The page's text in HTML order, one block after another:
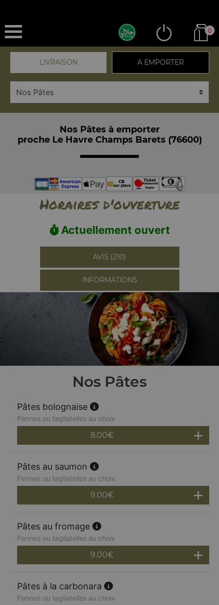
0
LIVRAISON A EMPORTER
Nos Pâtes à emporter
proche Le Havre Champs Barets (76600)
Horaires d'ouverture
Actuellement ouvert
AVIS (210)
INFORMATIONS
Nos Pâtes
Pâtes bolognaise
Pennes ou tagliatelles au choix
8.00€
Pâtes au saumon
Pennes ou tagliatelles au choix
9.00€
Pâtes au fromage
Pennes ou tagliatelles au choix
9.00€
Pâtes à la carbonara
Pennes ou tagliatelles au choix